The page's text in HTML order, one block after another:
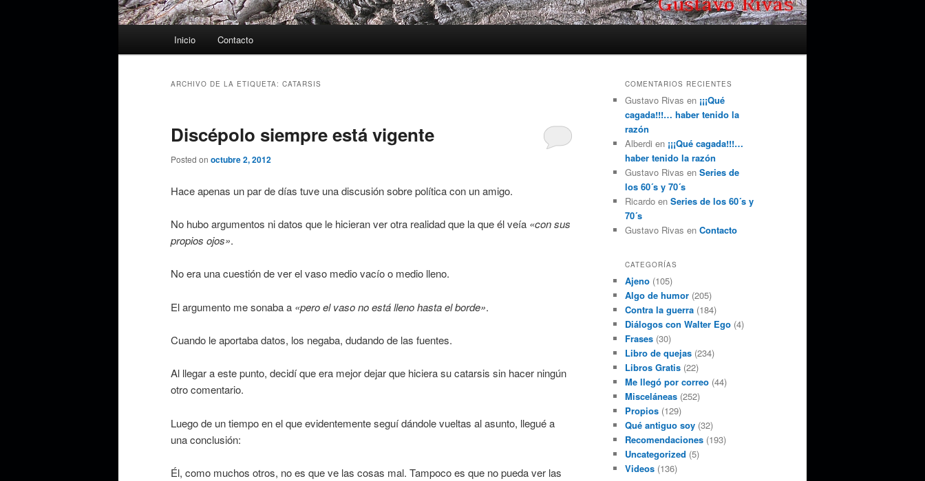
Inicio Contacto
ARCHIVO DE LA ETIQUETA: CATARSIS
Discépolo siempre está vigente
Posted on octubre 2, 2012
Hace apenas un par de días tuve una discusión sobre política con un amigo.
No hubo argumentos ni datos que le hicieran ver otra realidad que la que él veía «con sus
propios ojos».
No era una cuestión de ver el vaso medio vacío o medio lleno.
El argumento me sonaba a «pero el vaso no está lleno hasta el borde».
Cuando le aportaba datos, los negaba, dudando de las fuentes.
Al llegar a este punto, decidí que era mejor dejar que hiciera su catarsis sin hacer ningún
otro comentario.
Luego de un tiempo en el que evidentemente seguí dándole vueltas al asunto, llegué a
una conclusión:
Él, como muchos otros, no es que ve las cosas mal. Tampoco es que no pueda ver las
COMENTARIOS RECIENTES
Gustavo Rivas en ¡¡¡Qué
cagada!!!… haber tenido la
razón
Alberdi en ¡¡¡Qué cagada!!!…
haber tenido la razón
Gustavo Rivas en Series de
los 60´s y 70´s
Ricardo en Series de los 60´s y
70´s
Gustavo Rivas en Contacto
CATEGORÍAS
Ajeno (105)
Algo de humor (205)
Contra la guerra (184)
Diálogos con Walter Ego (4)
Frases (30)
Libro de quejas (234)
Libros Gratis (22)
Me llegó por correo (44)
Misceláneas (252)
Propios (129)
Qué antiguo soy (32)
Recomendaciones (193)
Uncategorized (5)
Videos (136)